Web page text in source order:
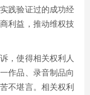
践验证过的成功经
利益，推动维权技
，使得相关权利人
作品、录音制品向
不堪言。相关权利